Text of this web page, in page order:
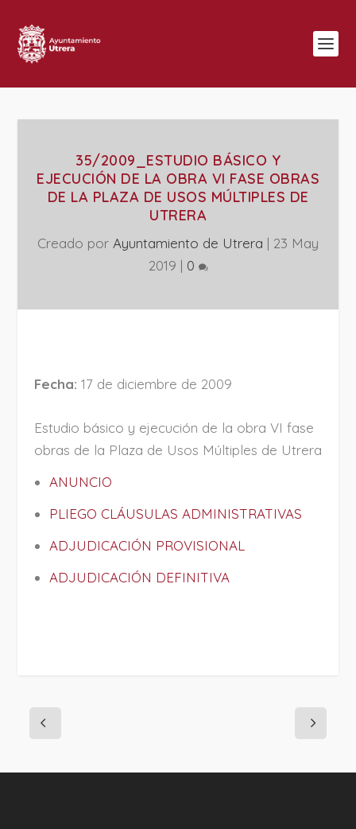
35/2009_ESTUDIO BÁSICO Y
EJECUCIÓN DE LA OBRA VI FASE OBRAS
DE LA PLAZA DE USOS MÚLTIPLES DE
UTRERA
Creado por Ayuntamiento de Utrera | 23 May
2019 | 0
Fecha: 17 de diciembre de 2009
Estudio básico y ejecución de la obra VI fase
obras de la Plaza de Usos Múltiples de Utrera
ANUNCIO
PLIEGO CLÁUSULAS ADMINISTRATIVAS
ADJUDICACIÓN PROVISIONAL
ADJUDICACIÓN DEFINITIVA